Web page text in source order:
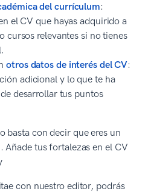
del currículum:
el CV que hayas adquirido a
cursos relevantes si no tienes
otros datos de interés del CV:
adicional y lo que te ha
desarrollar tus puntos
basta con decir que eres un
Añade tus fortalezas en el CV
con nuestro editor, podrás